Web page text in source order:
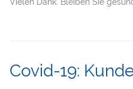
Covid-19: